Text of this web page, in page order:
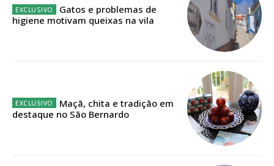
12 meses
Gatos e problemas de
higiene motivam queixas na vila
Maçã, chita e tradição em
destaque no São Bernardo